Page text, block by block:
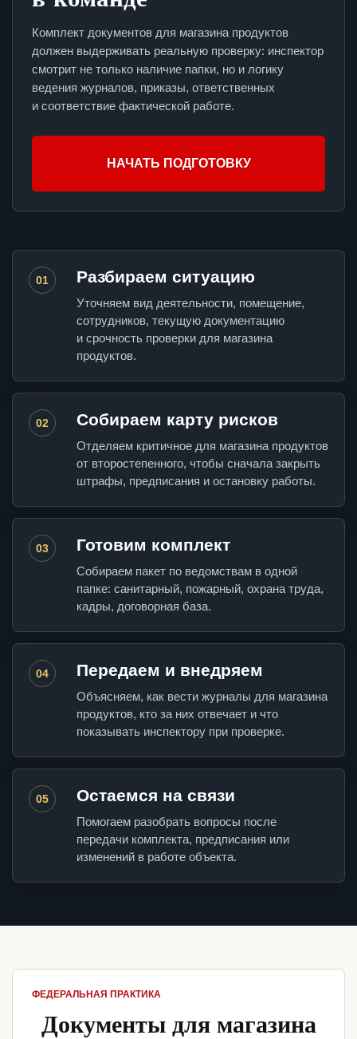
Комплект документов для магазина продуктов
должен выдерживать реальную проверку: инспектор
смотрит не только наличие папки, но и логику
ведения журналов, приказы, ответственных
и соответствие фактической работе.
НАЧАТЬ ПОДГОТОВКУ
01 Разбираем ситуацию
Уточняем вид деятельности, помещение,
сотрудников, текущую документацию
и срочность проверки для магазина
продуктов.
02 Собираем карту рисков
Отделяем критичное для магазина продуктов
от второстепенного, чтобы сначала закрыть
штрафы, предписания и остановку работы.
03 Готовим комплект
Собираем пакет по ведомствам в одной
папке: санитарный, пожарный, охрана труда,
кадры, договорная база.
04 Передаем и внедряем
Объясняем, как вести журналы для магазина
продуктов, кто за них отвечает и что
показывать инспектору при проверке.
05 Остаемся на связи
Помогаем разобрать вопросы после
передачи комплекта, предписания или
изменений в работе объекта.
ФЕДЕРАЛЬНАЯ ПРАКТИКА
Документы для магазина